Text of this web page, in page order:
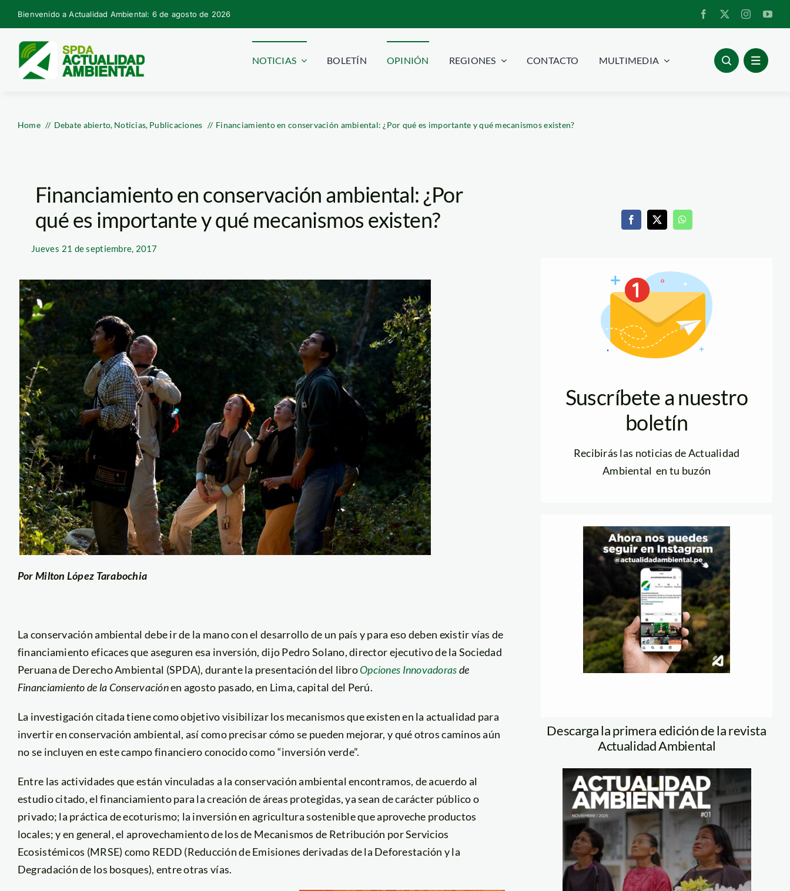
Skip
to
content
Bienvenido a Actualidad Ambiental: 6 de agosto de 2026
NOTICIAS BOLETÍN OPINIÓN REGIONES CONTACTO MULTIMEDIA
Home Debate abierto Noticias Publicaciones Financiamiento en conservación ambiental: ¿Por qué es importante y qué mecanismos existen?
Financiamiento en conservación ambiental: ¿Por
qué es importante y qué mecanismos existen?
Jueves 21 de septiembre, 2017
Por Milton López Tarabochia
La conservación ambiental debe ir de la mano con el desarrollo de un país y para eso deben existir vías de
financiamiento eficaces que aseguren esa inversión, dijo Pedro Solano, director ejecutivo de la Sociedad
Peruana de Derecho Ambiental (SPDA), durante la presentación del libroOpciones Innovadorasde
Financiamiento de la Conservaciónen agosto pasado, en Lima, capital del Perú.
La investigación citada tiene como objetivo visibilizar los mecanismos que existen en la actualidad para
invertir en conservación ambiental, así como precisar cómo se pueden mejorar, y qué otros caminos aún
no se incluyen en este campo financiero conocido como “inversión verde”.
Entre las actividades que están vinculadas a la conservación ambiental encontramos, de acuerdo al
estudio citado, el financiamiento para la creación de áreas protegidas, ya sean de carácter público o
privado; la práctica de ecoturismo; la inversión en agricultura sostenible que aproveche productos
locales; y en general, el aprovechamiento de los de Mecanismos de Retribución por Servicios
Ecosistémicos (MRSE) como REDD (Reducción de Emisiones derivadas de la Deforestación y la
Degradación de los bosques), entre otras vías.
Suscríbete a nuestro
boletín
Recibirás las noticias de Actualidad
Ambiental en tu buzón
Descarga la primera edición de la revista
Actualidad Ambiental